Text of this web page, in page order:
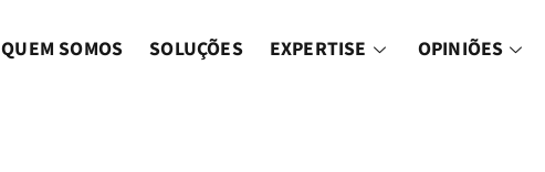
QUEM SOMOS SOLUÇÕES EXPERTISE OPINIÕES